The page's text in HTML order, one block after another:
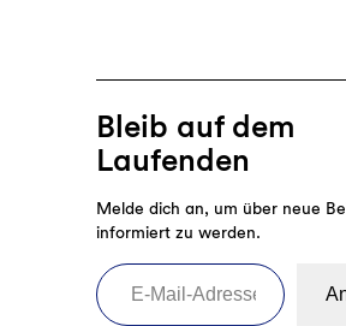
Bleib auf dem
Laufenden
Melde dich an, um über neue
informiert zu werden.
E-Mail-Adresse eingeben